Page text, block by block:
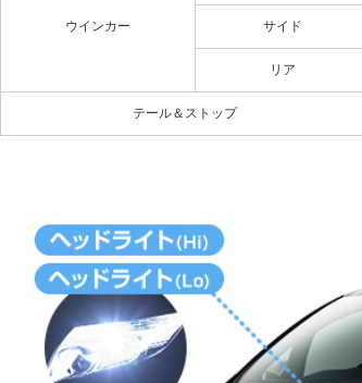
ウインカー サイド
リア
テール＆ストップ